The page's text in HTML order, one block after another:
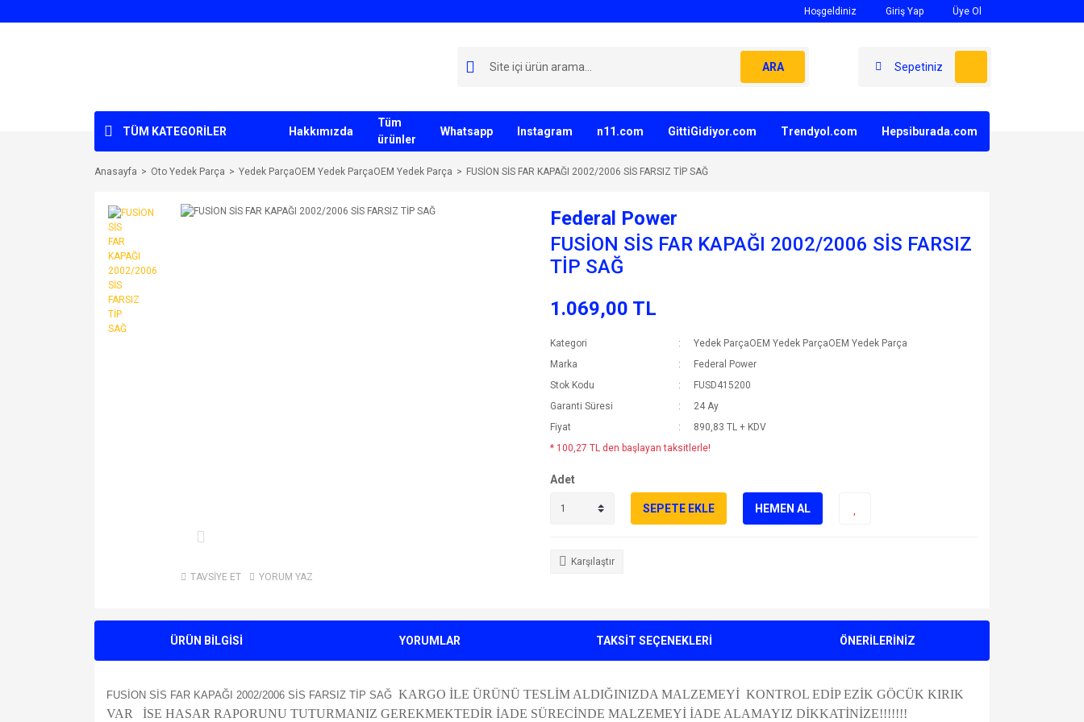
Hoşgeldiniz Giriş Yap Üye Ol
ARA Sepetiniz
TÜM KATEGORİLER Hakkımızda
Tüm
ürünler
Whatsapp Instagram n11.com GittiGidiyor.com Trendyol.com Hepsiburada.com
Anasayfa Oto Yedek Parça Yedek ParçaOEM Yedek ParçaOEM Yedek Parça FUSİON SİS FAR KAPAĞI 2002/2006 SİS FARSIZ TİP SAĞ
TAVSİYE ET YORUM YAZ
Federal Power
FUSİON SİS FAR KAPAĞI 2002/2006 SİS FARSIZ
TİP SAĞ
1.069,00 TL
Kategori
Yedek ParçaOEM Yedek ParçaOEM Yedek Parça
Marka
Federal Power
Stok Kodu
FUSD415200
Garanti Süresi
24 Ay
Fiyat
890,83 TL + KDV
* 100,27 TL den başlayan taksitlerle!
Adet
SEPETE EKLE HEMEN AL
Karşılaştır
ÜRÜN BİLGİSİ YORUMLAR TAKSİT SEÇENEKLERİ ÖNERİLERİNİZ
FUSİON SİS FAR KAPAĞI 2002/2006 SİS FARSIZ TİP SAĞ KARGO İLE ÜRÜNÜ TESLİM ALDIĞINIZDA MALZEMEYİ KONTROL EDİP EZİK GÖCÜK KIRIK
VAR İSE HASAR RAPORUNU TUTURMANIZ GEREKMEKTEDİR İADE SÜRECİNDE MALZEMEYİ İADE ALAMAYIZ DİKKATİNİZE!!!!!!!